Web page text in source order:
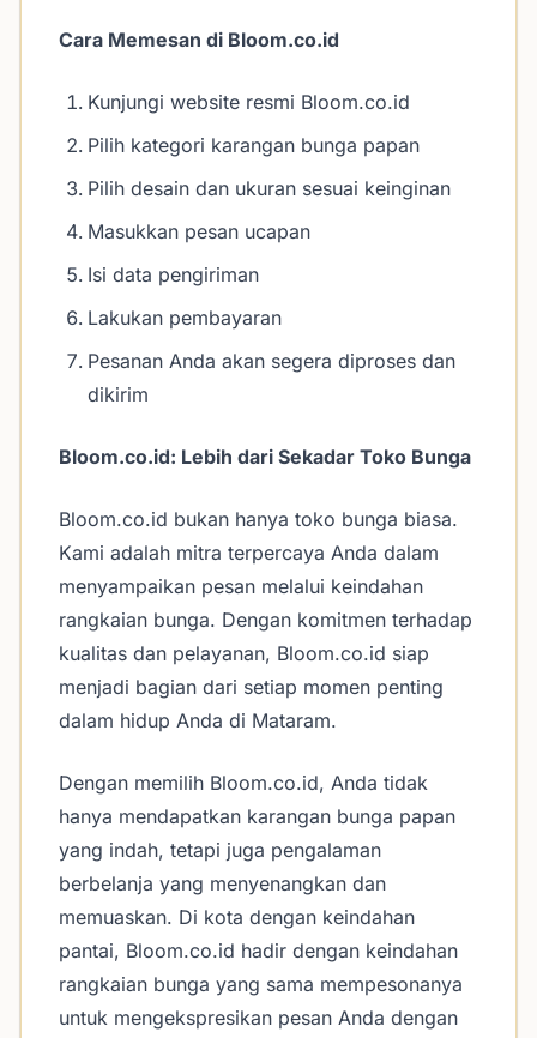
Cara Memesan di Bloom.co.id
Kunjungi website resmi Bloom.co.id
Pilih kategori karangan bunga papan
Pilih desain dan ukuran sesuai keinginan
Masukkan pesan ucapan
Isi data pengiriman
Lakukan pembayaran
Pesanan Anda akan segera diproses dan
dikirim
Bloom.co.id: Lebih dari Sekadar Toko Bunga
Bloom.co.id bukan hanya toko bunga biasa.
Kami adalah mitra terpercaya Anda dalam
menyampaikan pesan melalui keindahan
rangkaian bunga. Dengan komitmen terhadap
kualitas dan pelayanan, Bloom.co.id siap
menjadi bagian dari setiap momen penting
dalam hidup Anda di Mataram.
Dengan memilih Bloom.co.id, Anda tidak
hanya mendapatkan karangan bunga papan
yang indah, tetapi juga pengalaman
berbelanja yang menyenangkan dan
memuaskan. Di kota dengan keindahan
pantai, Bloom.co.id hadir dengan keindahan
rangkaian bunga yang sama mempesonanya
untuk mengekspresikan pesan Anda dengan